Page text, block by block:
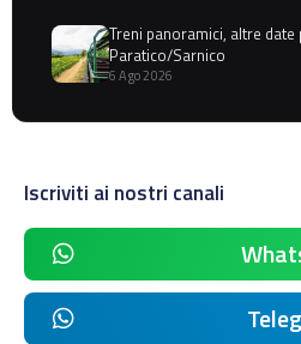
Treni panoramici, altre
Paratico/Sarnico
6 Ago 2026
Iscriviti ai nostri canali